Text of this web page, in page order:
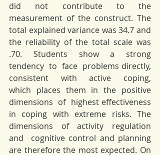
did not contribute to the
measurement of the construct. The
total explained variance was 34.7 and
the  reliability  of  the  total  scale  was
.70.  Students  show  a  strong
tendency  to  face  problems directly,
consistent  with  active  coping,
which  places  them  in  the  positive
dimensions  of  highest effectiveness
in  coping  with  extreme  risks.  The
dimensions  of  activity  regulation
and  cognitive control and planning
are therefore the most expected. On